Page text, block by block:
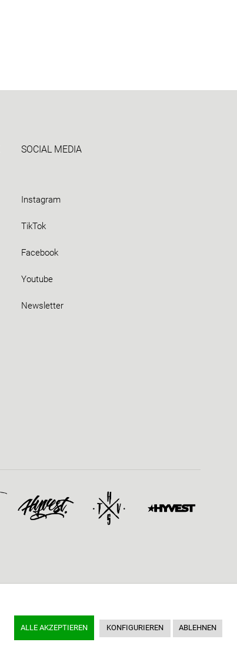
SOCIAL MEDIA
Instagram
TikTok
Facebook
Youtube
Newsletter
ALLE AKZEPTIEREN KONFIGURIEREN ABLEHNEN